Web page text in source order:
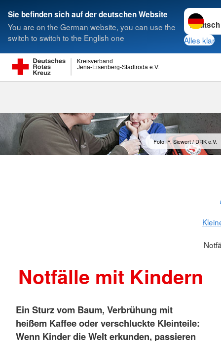
Sie befinden sich auf der deutschen Website
You are on the German website, you can use the
switch to switch to the English one
Sprache
Alles klar
Jena-Eisenberg-Stadtroda e.V.
Kreisverband
Suche
Foto: F. Siewert / DRK e.V.
Notfälle mit Kindern
Ein Sturz vom Baum, Verbrühung mit
heißem Kaffee oder verschluckte Kleinteile:
Wenn Kinder die Welt erkunden, passieren